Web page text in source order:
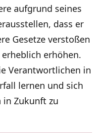
aufgrund seines
dass er
Gesetze verstoßen
erhöhen.
Verantwortlichen in
lernen und sich
in Zukunft zu